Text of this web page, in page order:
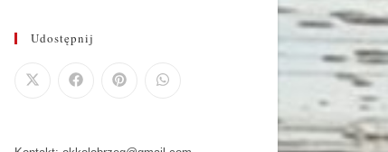
Udostępnij